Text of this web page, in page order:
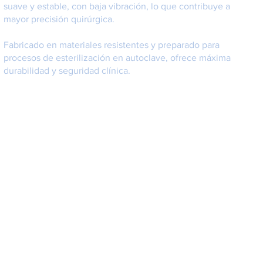
suave y estable, con baja vibración, lo que contribuye a
mayor precisión quirúrgica.
Fabricado en materiales resistentes y preparado para
procesos de esterilización en autoclave, ofrece máxima
durabilidad y seguridad clínica.